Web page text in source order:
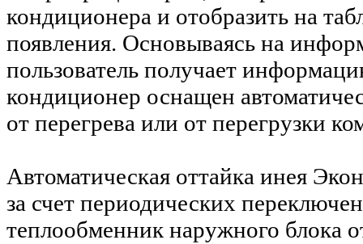
кондиционера и отобразить на
появления. Основываясь на
пользователь получает
кондиционер оснащен
от перегрева или от перегрузки
Автоматическая оттайка инея
за счет периодических
теплообменник наружного блока